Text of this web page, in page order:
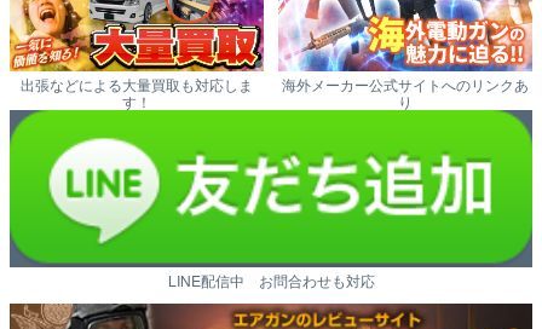
出張などによる大量買取も対応しま
す！
海外メーカー公式サイトへのリンクあ
り
LINE配信中 お問合わせも対応